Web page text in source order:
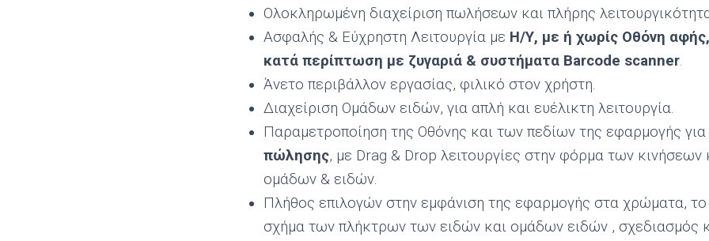
Ολοκληρωμένη διαχείριση πωλήσεων και πλήρης
Ασφαλής & Εύχρηστη Λειτουργία με Η/Υ, με ή χωρίς Οθόνη
κατά περίπτωση με ζυγαριά & συστήματα Barcode scanner.
Άνετο περιβάλλον εργασίας, φιλικό στον χρήστη.
Διαχείριση Ομάδων ειδών, για απλή και ευέλικτη λειτουργία.
Παραμετροποίηση της Οθόνης και των πεδίων της εφαρμογής για
πώλησης, με Drag & Drop λειτουργίες στην φόρμα των κινήσεων
ομάδων & ειδών.
Πλήθος επιλογών στην εμφάνιση της εφαρμογής στα χρώματα, το
σχήμα των πλήκτρων των ειδών και ομάδων ειδών , σχεδιασμός